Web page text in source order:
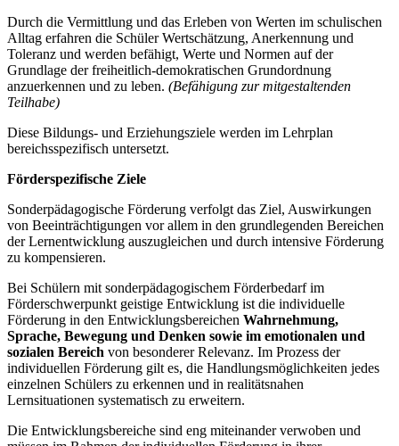
Durch die Vermittlung und das Erleben von Werten im schulischen
Alltag erfahren die Schüler Wertschätzung, Anerkennung und
Toleranz und werden befähigt, Werte und Normen auf der
Grundlage der freiheitlich-demokratischen Grundordnung
anzuerkennen und zu leben. (Befähigung zur mitgestaltenden
Teilhabe)
Diese Bildungs- und Erziehungsziele werden im Lehrplan
bereichsspezifisch untersetzt.
Förderspezifische Ziele
Sonderpädagogische Förderung verfolgt das Ziel, Auswirkungen
von Beeinträchtigungen vor allem in den grundlegenden Bereichen
der Lernentwicklung auszugleichen und durch intensive Förderung
zu kompensieren.
Bei Schülern mit sonderpädagogischem Förderbedarf im
Förderschwerpunkt geistige Entwicklung ist die individuelle
Förderung in den Entwicklungsbereichen Wahrnehmung,
Sprache, Bewegung und Denken sowie im emotionalen und
sozialen Bereich von besonderer Relevanz. Im Prozess der
individuellen Förderung gilt es, die Handlungsmöglichkeiten jedes
einzelnen Schülers zu erkennen und in realitätsnahen
Lernsituationen systematisch zu erweitern.
Die Entwicklungsbereiche sind eng miteinander verwoben und